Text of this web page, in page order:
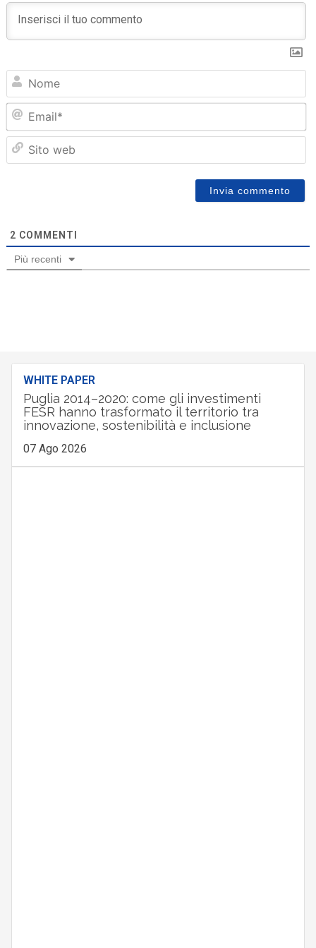
2 COMMENTI
Più recenti
WHITE PAPER
Puglia 2014–2020: come gli investimenti
FESR hanno trasformato il territorio tra
innovazione, sostenibilità e inclusione
07 Ago 2026